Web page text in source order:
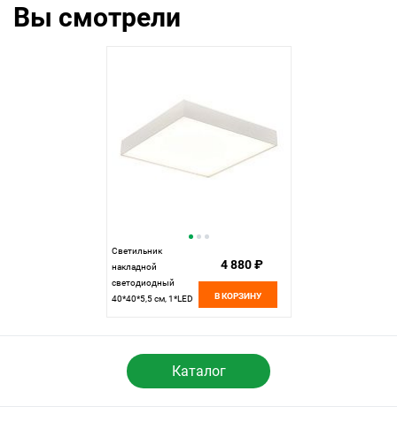
Вы смотрели
Светильник
накладной
светодиодный
40*40*5,5 см, 1*LED
4 880 ₽
В КОРЗИНУ
Каталог